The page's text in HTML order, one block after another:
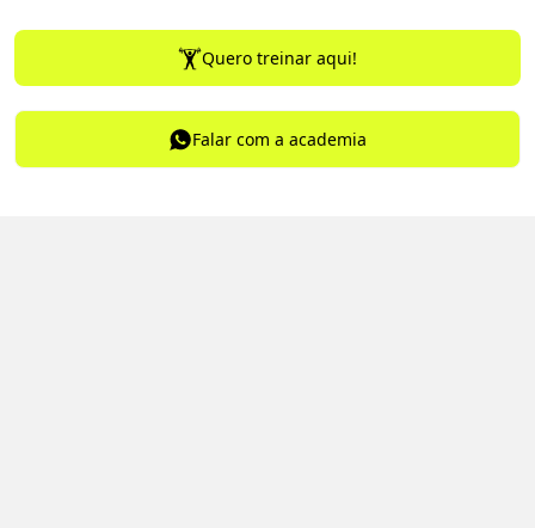
Quero treinar aqui!
Falar com a academia